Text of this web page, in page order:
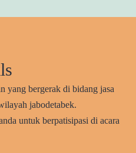
yang bergerak di bidang jasa
jabodetabek.
untuk berpatisipasi di acara